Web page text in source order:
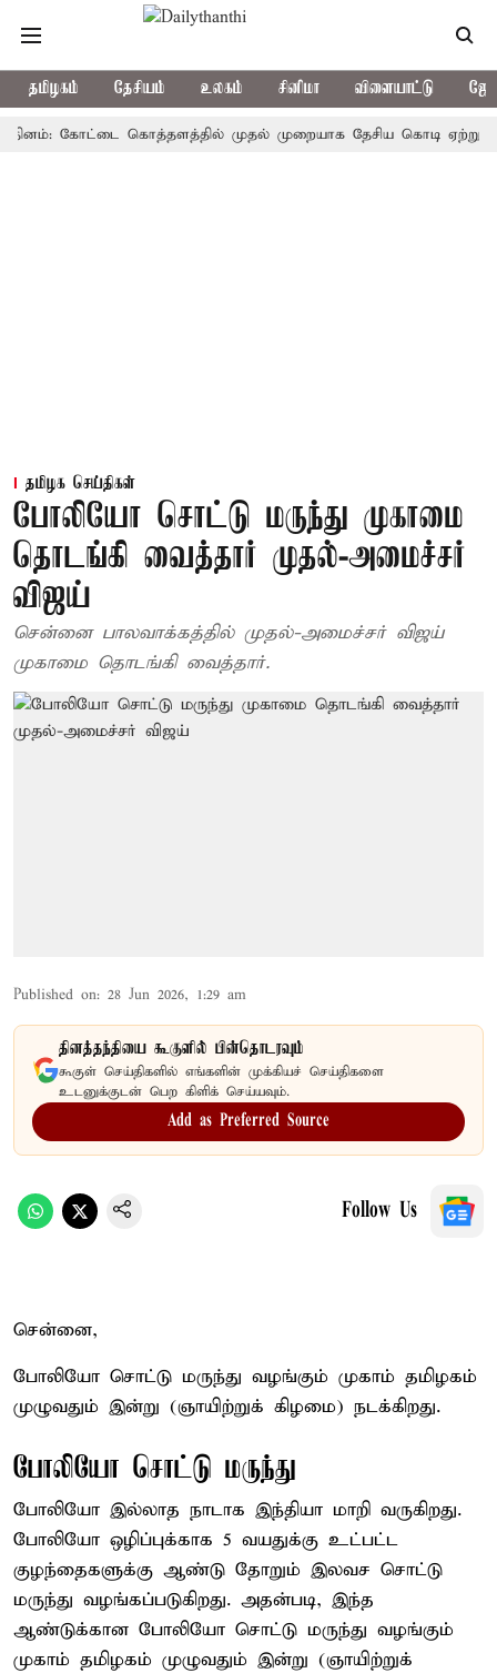
தமிழகம் தேசியம் உலகம் சினிமா விளையாட்டு
கோட்டை கொத்தளத்தில் முதல் முறையாக தேசிய கொடி ஏற்றுகிறார்,
தமிழக செய்திகள்
போலியோ சொட்டு மருந்து முகாமை
தொடங்கி வைத்தார் முதல்-அமைச்சர்
விஜய்
சென்னை பாலவாக்கத்தில் முதல்-அமைச்சர் விஜய்
முகாமை தொடங்கி வைத்தார்.
Published on: 28 Jun 2026, 1:29 am
தினத்தந்தியை கூகுளில் பின்தொடரவும்
கூகுள் செய்திகளில் எங்களின் முக்கியச் செய்திகளை
உடனுக்குடன் பெற கிளிக் செய்யவும்.
Add as Preferred Source
Follow Us
சென்னை,
போலியோ சொட்டு மருந்து வழங்கும் முகாம் தமிழகம்
முழுவதும் இன்று (ஞாயிற்றுக் கிழமை) நடக்கிறது.
போலியோ சொட்டு மருந்து
போலியோ இல்லாத நாடாக இந்தியா மாறி வருகிறது.
போலியோ ஒழிப்புக்காக 5 வயதுக்கு உட்பட்ட
குழந்தைகளுக்கு ஆண்டு தோறும் இலவச சொட்டு
மருந்து வழங்கப்படுகிறது. அதன்படி, இந்த
ஆண்டுக்கான போலியோ சொட்டு மருந்து வழங்கும்
முகாம் தமிழகம் முழுவதும் இன்று (ஞாயிற்றுக்